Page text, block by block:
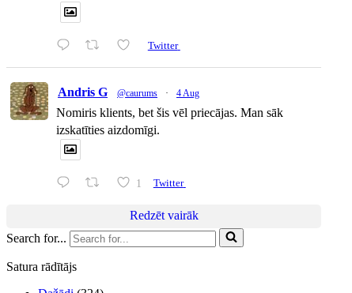
Twitter
Andris G @caurums · 4 Aug
Nomiris klients, bet šis vēl priecājas. Man sāk
izskatīties aizdomīgi.
1 Twitter
Redzēt vairāk
Search for...
Satura rādītājs